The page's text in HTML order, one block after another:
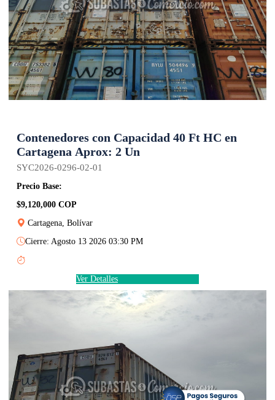
Contenedores con Capacidad 40 Ft HC en
Cartagena Aprox: 2 Un
SYC2026-0296-02-01
Precio Base:
$9,120,000 COP
Cartagena, Bolívar
Cierre: Agosto 13 2026 03:30 PM
Ver Detalles